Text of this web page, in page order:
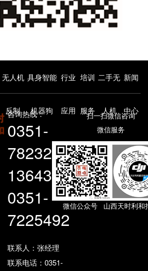
无人机
反制
具身智能
机器狗
行业
应用
培训
服务
二手无
人机
新闻
中心
咨询热线：
0351-
7823271
13643459207
0351-
7225492
联系人：张经理
联系电话：0351-
扫一扫微信咨询
微信服务
微信公众号 山西天时利和